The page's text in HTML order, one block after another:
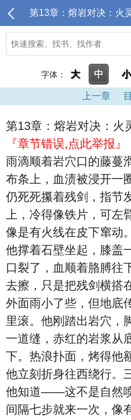
字体： 大 中 小
上一章
第13章：熔岩对决：火
『章节错误,点此举报』
雨滴顺着岩穴口的藤蔓
布条上，血渍被浸开一
仍死死攥着残剑，指节
上，冷得像铁片，可左
像是有火线在皮下窜动。
他撑着石壁坐起，膝盖
口裂了，血顺着胳膊往
去擦，只是把残剑横搭
外面雨小了些，但地底
里滚。他刚踏出岩穴，
一道缝，赤红的岩浆从
下。热浪扑面，烤得他
他立刻折身往西绕行。
他知道——这不是自然
间隔七步就来一次，像